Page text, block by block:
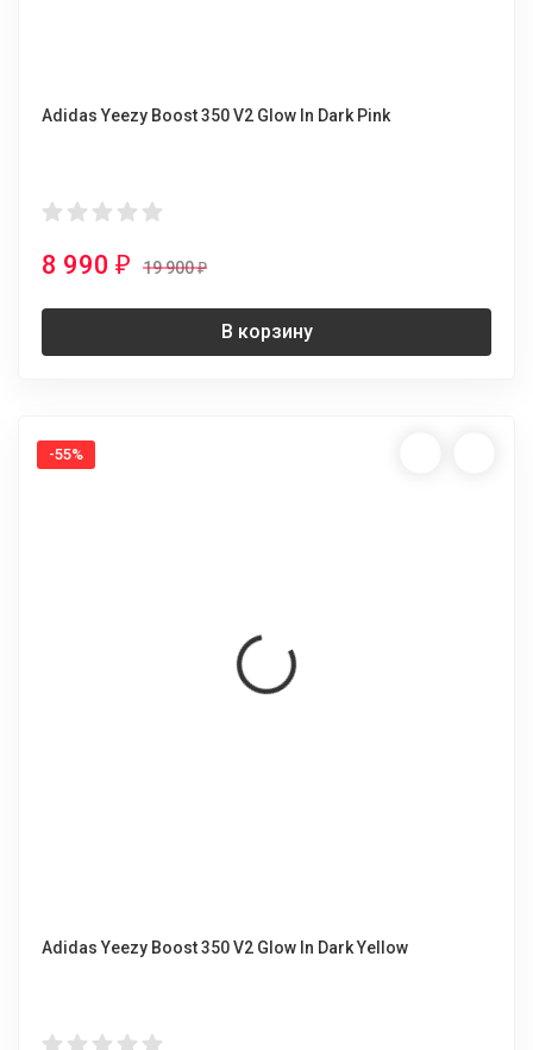
Adidas Yeezy Boost 350 V2 Glow In Dark Pink
8 990 ₽ 19 900₽
В корзину
-55%
Adidas Yeezy Boost 350 V2 Glow In Dark Yellow